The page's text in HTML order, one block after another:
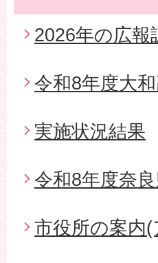
2026年の広
令和8年度大
実施状況結果
令和8年度奈
市役所の案内